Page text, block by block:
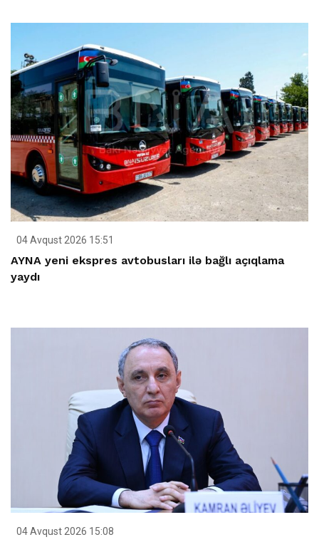
04 Avqust 2026 15:51
AYNA yeni ekspres avtobusları ilə bağlı açıqlama
yaydı
04 Avqust 2026 15:08